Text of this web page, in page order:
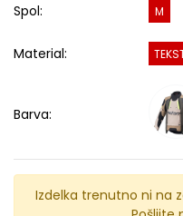
Spol: M
Material:
Barva:
Izdelka trenutno ni na